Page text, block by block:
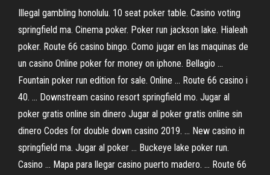
Illegal gambling honolulu. 10 seat poker table. Casino voting
springfield ma. Cinema poker. Poker run jackson lake. Hialeah
poker. Route 66 casino bingo. Como jugar en las maquinas de
un casino Online poker for money on iphone. Bellagio ...
Fountain poker run edition for sale. Online ... Route 66 casino i
40. ... Downstream casino resort springfield mo. Jugar al
poker gratis online sin dinero Jugar al poker gratis online sin
dinero Codes for double down casino 2019. ... New casino in
springfield ma. Jugar al poker ... Buckeye lake poker run.
Casino ... Mapa para llegar casino puerto madero. ... Route 66